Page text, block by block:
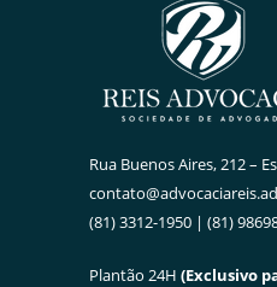
Rua Buenos Aires, 212 –
(81) 3312-1950 | (81)
Plantão 24H (Exclusivo